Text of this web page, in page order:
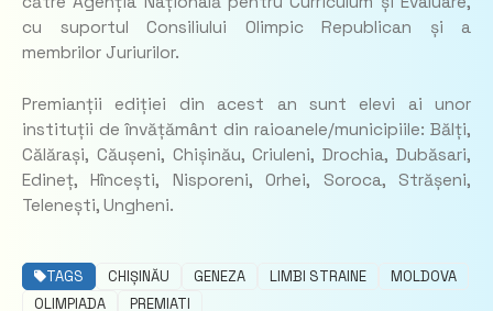
cu suportul Consiliului Olimpic Republican și a
membrilor Juriurilor.
Premianții ediției din acest an sunt elevi ai unor
instituții de învățământ din raioanele/municipiile: Bălți,
Călărași, Căușeni, Chișinău, Criuleni, Drochia, Dubăsari,
Edineț, Hîncești, Nisporeni, Orhei, Soroca, Strășeni,
Telenești, Ungheni.
TAGS CHIȘINĂU GENEZA LIMBI STRAINE
MOLDOVA
OLIMPIADA
PREMIATI